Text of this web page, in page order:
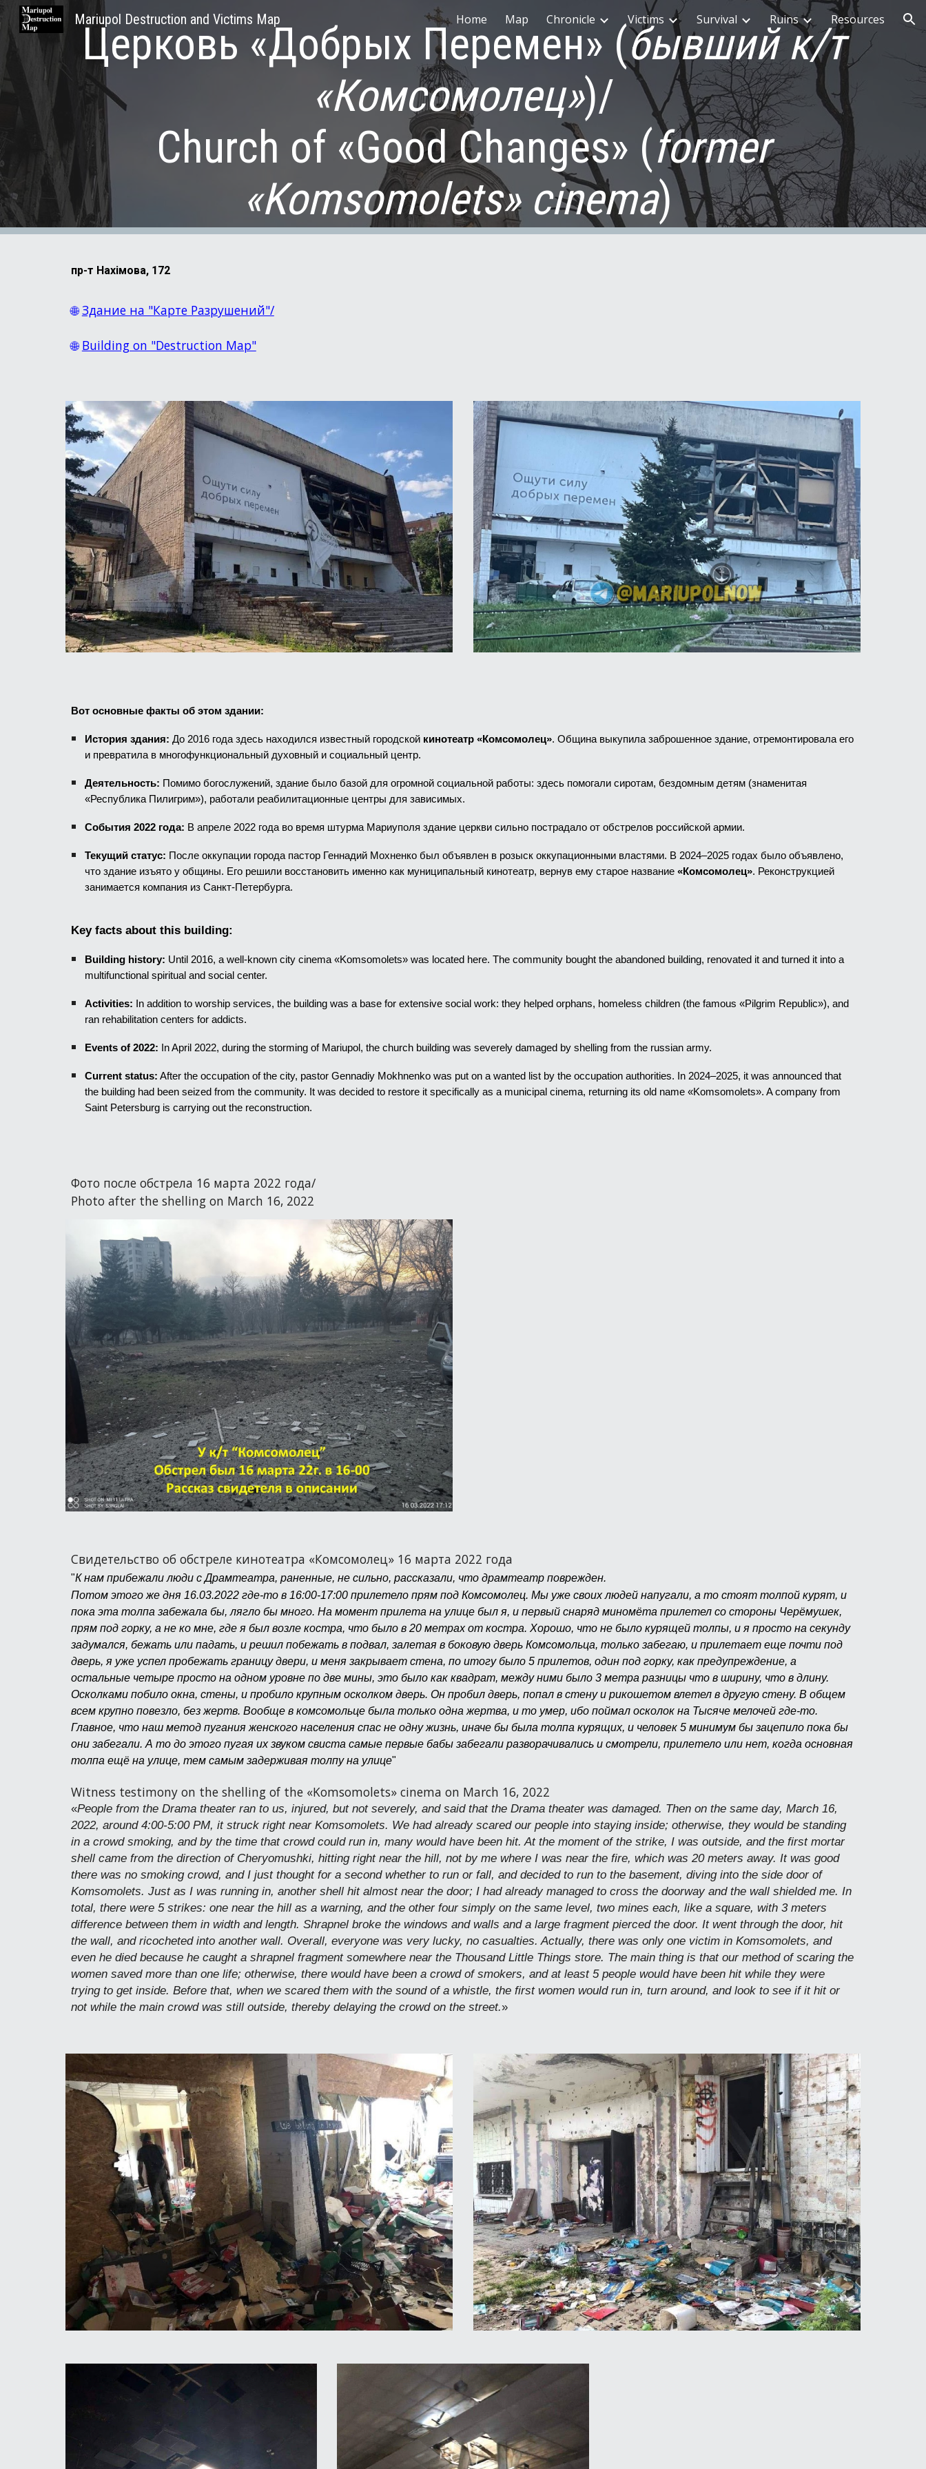
Skip to main content Skip to navigation
Mariupol Destruction and Victims Map Home Map Chronicle Victims Survival Ruins Resources
Церковь «Добрых Перемен» (бывший к/т
«Комсомолец»)/
Church of «Good Changes» (former
«Komsomolets» cinema)
пр-т Нахімова, 172
🌐Здание на "Карте Разрушений"/
🌐 Building on "Destruction Map"
Вот основные факты об этом здании:
История здания: До 2016 года здесь находился известный городской кинотеатр «Комсомолец». Община выкупила заброшенное здание, отремонтировала его
и превратила в многофункциональный духовный и социальный центр.
Деятельность: Помимо богослужений, здание было базой для огромной социальной работы: здесь помогали сиротам, бездомным детям (знаменитая
«Республика Пилигрим»), работали реабилитационные центры для зависимых.
События 2022 года: В апреле 2022 года во время штурма Мариуполя здание церкви сильно пострадало от обстрелов российской армии.
Текущий статус: После оккупации города пастор Геннадий Мохненко был объявлен в розыск оккупационными властями. В 2024–2025 годах было объявлено,
что здание изъято у общины. Его решили восстановить именно как муниципальный кинотеатр, вернув ему старое название «Комсомолец». Реконструкцией
занимается компания из Санкт-Петербурга.
Key facts about this building:
Building history: Until 2016, a well-known city cinema «Komsomolets» was located here. The community bought the abandoned building, renovated it and turned it into a
multifunctional spiritual and social center.
Activities: In addition to worship services, the building was a base for extensive social work: they helped orphans, homeless children (the famous «Pilgrim Republic»), and
ran rehabilitation centers for addicts.
Events of 2022: In April 2022, during the storming of Mariupol, the church building was severely damaged by shelling from the russian army.
Current status: After the occupation of the city, pastor Gennadiy Mokhnenko was put on a wanted list by the occupation authorities. In 2024–2025, it was announced that
the building had been seized from the community. It was decided to restore it specifically as a municipal cinema, returning its old name «Komsomolets». A company from
Saint Petersburg is carrying out the reconstruction.
Фото после обстрела 16 марта 2022 года/
Photo after the shelling on March 16, 2022
Свидетельство об обстреле кинотеатра «Комсомолец» 16 марта 2022 года
"К нам прибежали люди с Драмтеатра, раненные, не сильно, рассказали, что драмтеатр поврежден.
Потом этого же дня 16.03.2022 где-то в 16:00-17:00 прилетело прям под Комсомолец. Мы уже своих людей напугали, а то стоят толпой курят, и
пока эта толпа забежала бы, лягло бы много. На момент прилета на улице был я, и первый снаряд миномёта прилетел со стороны Черёмушек,
прям под горку, а не ко мне, где я был возле костра, что было в 20 метрах от костра. Хорошо, что не было курящей толпы, и я просто на секунду
задумался, бежать или падать, и решил побежать в подвал, залетая в боковую дверь Комсомольца, только забегаю, и прилетает еще почти под
дверь, я уже успел пробежать границу двери, и меня закрывает стена, по итогу было 5 прилетов, один под горку, как предупреждение, а
остальные четыре просто на одном уровне по две мины, это было как квадрат, между ними было 3 метра разницы что в ширину, что в длину.
Осколками побило окна, стены, и пробило крупным осколком дверь. Он пробил дверь, попал в стену и рикошетом влетел в другую стену. В общем
всем крупно повезло, без жертв. Вообще в комсомольце была только одна жертва, и то умер, ибо поймал осколок на Тысяче мелочей где-то.
Главное, что наш метод пугания женского населения спас не одну жизнь, иначе бы была толпа курящих, и человек 5 минимум бы зацепило пока бы
они забегали. А то до этого пугая их звуком свиста самые первые бабы забегали разворачивались и смотрели, прилетело или нет, когда основная
толпа ещё на улице, тем самым задерживая толпу на улице"
Witness testimony on the shelling of the «Komsomolets» cinema on March 16, 2022
«People from the Drama theater ran to us, injured, but not severely, and said that the Drama theater was damaged. Then on the same day, March 16,
2022, around 4:00-5:00 PM, it struck right near Komsomolets. We had already scared our people into staying inside; otherwise, they would be standing
in a crowd smoking, and by the time that crowd could run in, many would have been hit. At the moment of the strike, I was outside, and the first mortar
shell came from the direction of Cheryomushki, hitting right near the hill, not by me where I was near the fire, which was 20 meters away. It was good
there was no smoking crowd, and I just thought for a second whether to run or fall, and decided to run to the basement, diving into the side door of
Komsomolets. Just as I was running in, another shell hit almost near the door; I had already managed to cross the doorway and the wall shielded me. In
total, there were 5 strikes: one near the hill as a warning, and the other four simply on the same level, two mines each, like a square, with 3 meters
difference between them in width and length. Shrapnel broke the windows and walls and a large fragment pierced the door. It went through the door, hit
the wall, and ricocheted into another wall. Overall, everyone was very lucky, no casualties. Actually, there was only one victim in Komsomolets, and
even he died because he caught a shrapnel fragment somewhere near the Thousand Little Things store. The main thing is that our method of scaring the
women saved more than one life; otherwise, there would have been a crowd of smokers, and at least 5 people would have been hit while they were
trying to get inside. Before that, when we scared them with the sound of a whistle, the first women would run in, turn around, and look to see if it hit or
not while the main crowd was still outside, thereby delaying the crowd on the street.»